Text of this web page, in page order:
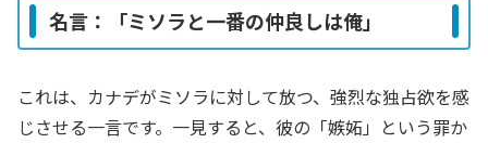
名言：「ミソラと一番の仲良しは俺」
これは、カナデがミソラに対して放つ、強烈な独占欲を感
じさせる一言です。一見すると、彼の「嫉妬」という罪か